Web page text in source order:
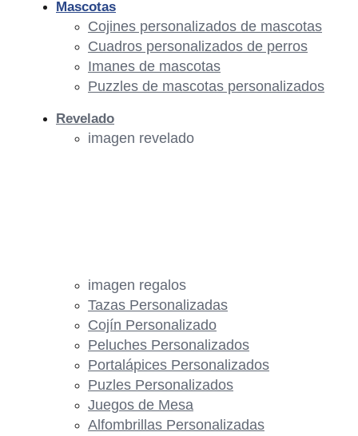
imagen regalos
Tazas Personalizadas
Cojín Personalizado
Peluches Personalizados
Portalápices Personalizados
Puzles Personalizados
Juegos de Mesa
Alfombrillas Personalizadas
Mascotas
Cojines personalizados de mascotas
Cuadros personalizados de perros
Imanes de mascotas
Puzzles de mascotas personalizados
Revelado
imagen revelado